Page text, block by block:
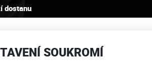
SOUKROMÍ
dostanu